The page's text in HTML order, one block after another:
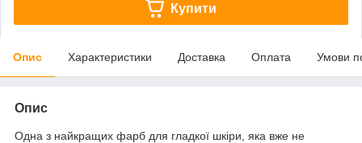
Купити
Опис Характеристики Доставка Оплата Умови
Опис
Одна з найкращих фарб для гладкої шкіри, яка вже не